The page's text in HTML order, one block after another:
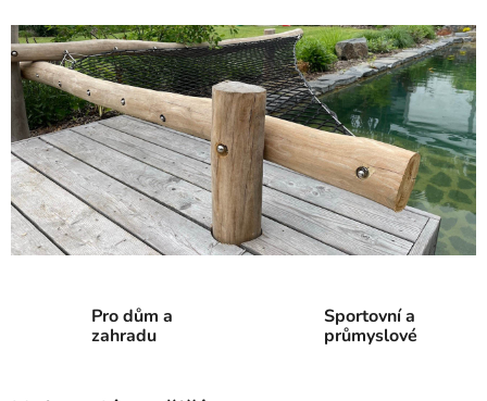
Pro dům a
zahradu
Sportovní a
průmyslové